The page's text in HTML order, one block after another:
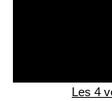
Les 4